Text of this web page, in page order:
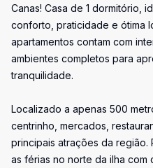
Canas! Casa de 1 dormitório,
conforto, praticidade e ótima
apartamentos contam com
ambientes completos para
tranquilidade.
Localizado a apenas 500
centrinho, mercados,
principais atrações da
as férias no norte da ilha